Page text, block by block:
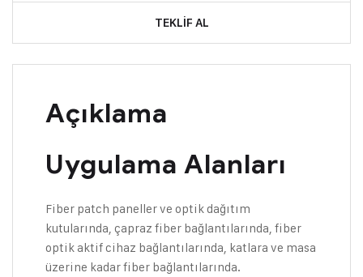
TEKLIF AL
Açıklama
Uygulama Alanları
Fiber patch paneller ve optik dağıtım
kutularında, çapraz fiber bağlantılarında, fiber
optik aktif cihaz bağlantılarında, katlara ve masa
üzerine kadar fiber bağlantılarında.